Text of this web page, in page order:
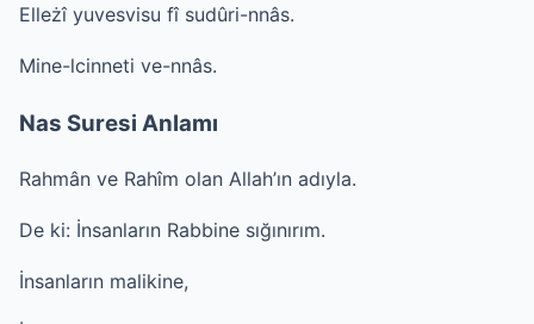
Elleżî yuvesvisu fî sudûri-nnâs.
Mine-lcinneti ve-nnâs.
Nas Suresi Anlamı
Rahmân ve Rahîm olan Allah’ın adıyla.
De ki: İnsanların Rabbine sığınırım.
İnsanların malikine,